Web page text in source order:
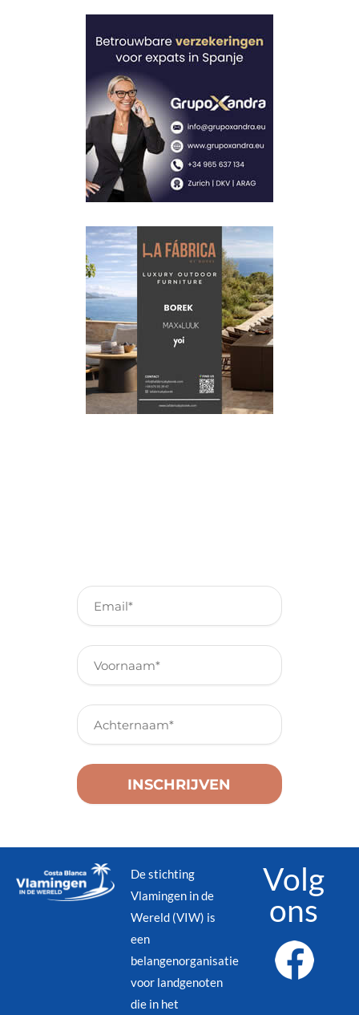
De stichting
Vlamingen in de
Wereld (VIW) is
een
belangenorganisatie
voor landgenoten
die in het
Volg
ons